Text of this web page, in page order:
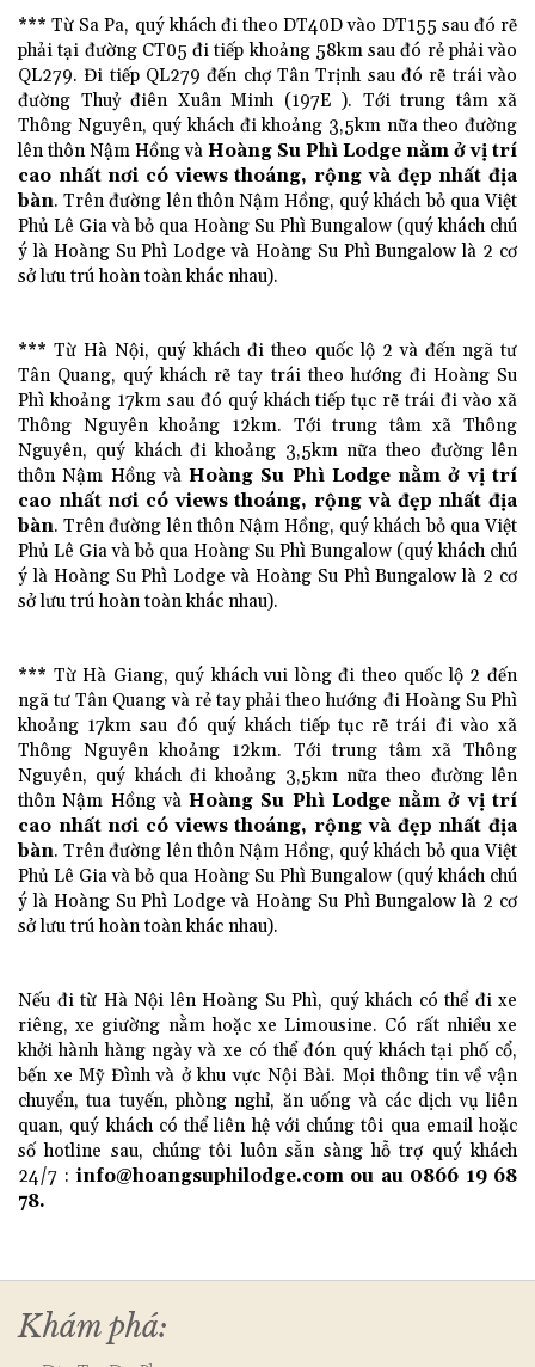
*** Từ Sa Pa, quý khách đi theo DT40D vào DT155 sau đó rẽ
phải tại đường CT05 đi tiếp khoảng 58km sau đó rẻ phải vào
QL279. Đi tiếp QL279 đến chợ Tân Trịnh sau đó rẽ trái vào
đường Thuỷ điên Xuân Minh (197E ). Tới trung tâm xã
Thông Nguyên, quý khách đi khoảng 3,5km nữa theo đường
lên thôn Nậm Hồng và Hoàng Su Phì Lodge nằm ở vị trí
cao nhất nơi có views thoáng, rộng và đẹp nhất địa
bàn. Trên đường lên thôn Nậm Hồng, quý khách bỏ qua Việt
Phủ Lê Gia và bỏ qua Hoàng Su Phì Bungalow (quý khách chú
ý là Hoàng Su Phì Lodge và Hoàng Su Phì Bungalow là 2 cơ
sở lưu trú hoàn toàn khác nhau).
*** Từ Hà Nội, quý khách đi theo quốc lộ 2 và đến ngã tư
Tân Quang, quý khách rẽ tay trái theo hướng đi Hoàng Su
Phì khoảng 17km sau đó quý khách tiếp tục rẽ trái đi vào xã
Thông Nguyên khoảng 12km. Tới trung tâm xã Thông
Nguyên, quý khách đi khoảng 3,5km nữa theo đường lên
thôn Nậm Hồng vàHoàng Su Phì Lodge nằm ở vị trí
cao nhất nơi có views thoáng, rộng và đẹp nhất địa
bàn. Trên đường lên thôn Nậm Hồng, quý khách bỏ qua Việt
Phủ Lê Gia và bỏ qua Hoàng Su Phì Bungalow (quý khách chú
ý là Hoàng Su Phì Lodge và Hoàng Su Phì Bungalow là 2 cơ
sở lưu trú hoàn toàn khác nhau).
*** Từ Hà Giang, quý khách vui lòng đi theo quốc lộ 2 đến
ngã tư Tân Quang và rẻ tay phải theo hướng đi Hoàng Su Phì
khoảng 17km sau đó quý khách tiếp tục rẽ trái đi vào xã
Thông Nguyên khoảng 12km. Tới trung tâm xã Thông
Nguyên, quý khách đi khoảng 3,5km nữa theo đường lên
thôn Nậm Hồng vàHoàng Su Phì Lodge nằm ở vị trí
cao nhất nơi có views thoáng, rộng và đẹp nhất địa
bàn. Trên đường lên thôn Nậm Hồng, quý khách bỏ qua Việt
Phủ Lê Gia và bỏ qua Hoàng Su Phì Bungalow (quý khách chú
ý là Hoàng Su Phì Lodge và Hoàng Su Phì Bungalow là 2 cơ
sở lưu trú hoàn toàn khác nhau).
Nếu đi từ Hà Nội lên Hoàng Su Phì, quý khách có thể đi xe
riêng, xe giường nằm hoặc xe Limousine. Có rất nhiều xe
khởi hành hàng ngày và xe có thể đón quý khách tại phố cổ,
bến xe Mỹ Đình và ở khu vực Nội Bài. Mọi thông tin về vận
chuyển, tua tuyến, phòng nghỉ, ăn uống và các dịch vụ liên
quan, quý khách có thể liên hệ với chúng tôi qua email hoặc
số hotline sau, chúng tôi luôn sẵn sàng hỗ trợ quý khách
24/7 :info@hoangsuphilodge.comou au 0866 19 68
78.
Khám phá: